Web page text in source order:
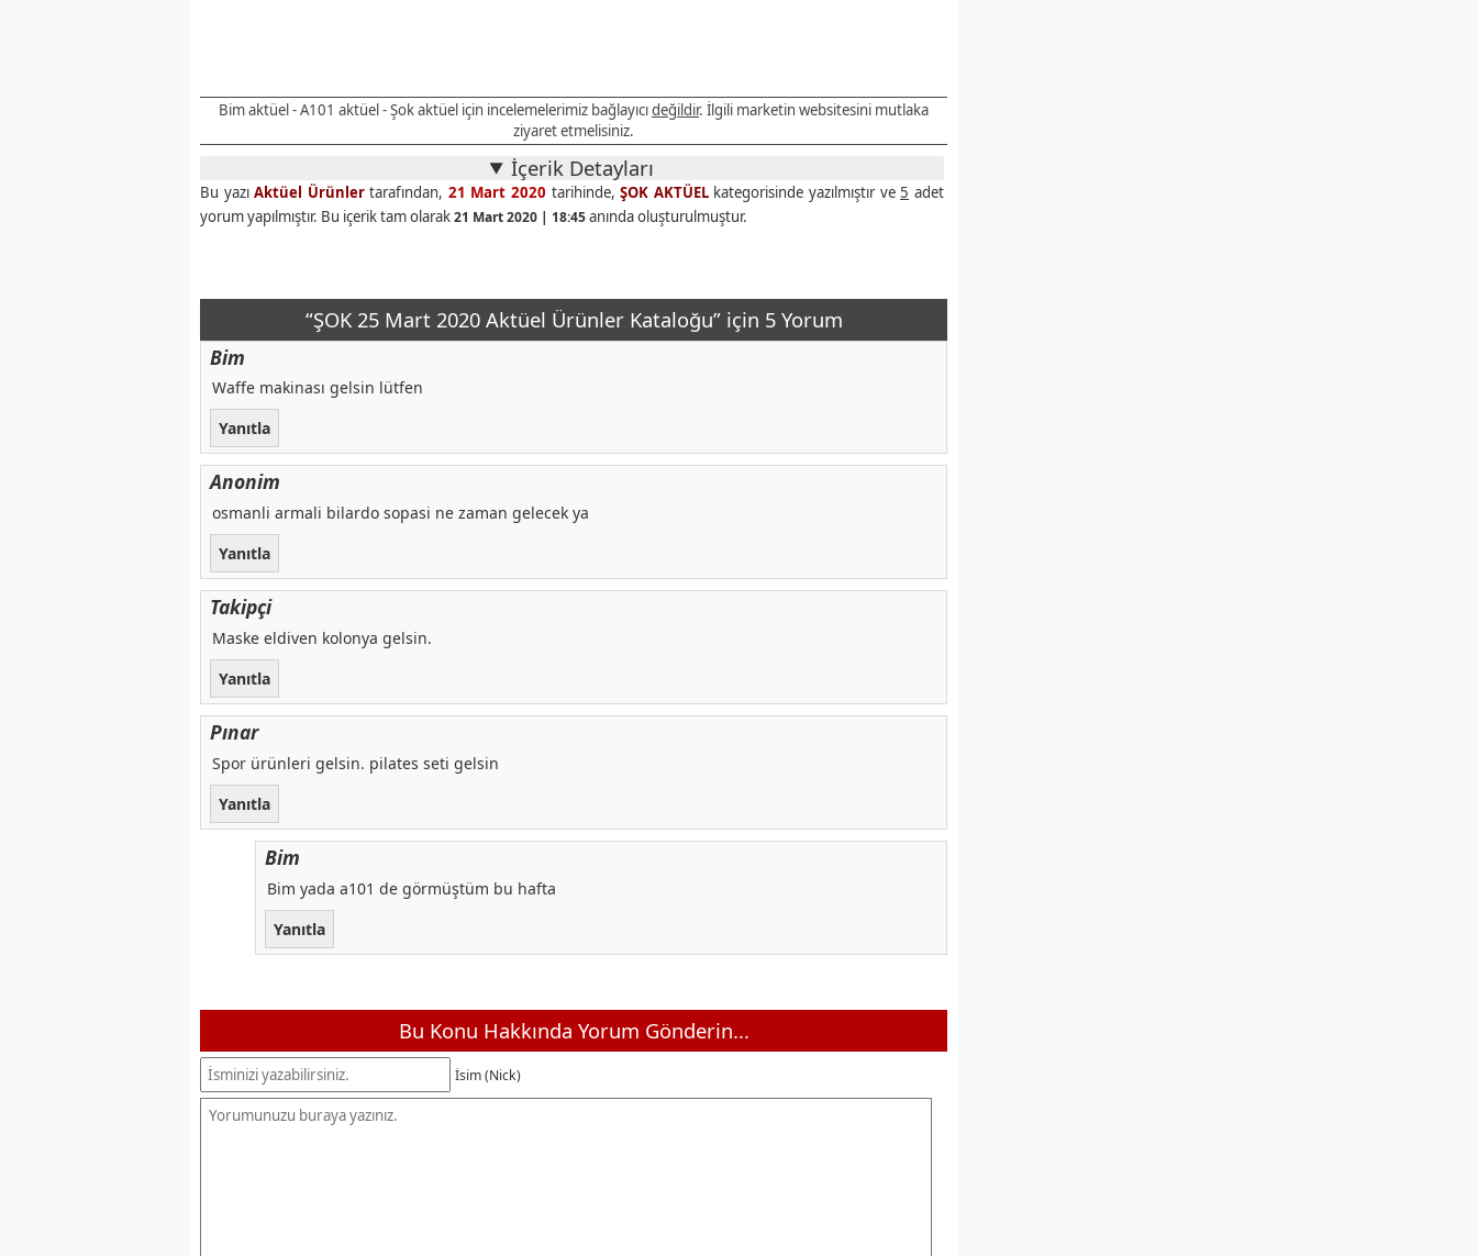
Bim aktüel - A101 aktüel - Şok aktüel için incelemelerimiz bağlayıcıdeğildir. İlgili marketin websitesini mutlaka
ziyaret etmelisiniz.
İçerik Detayları
Bu yazıAktüel Ürünlertarafından, 21 Mart 2020 tarihinde,ŞOK AKTÜELkategorisinde yazılmıştır ve5 adet
yorum yapılmıştır. Bu içerik tam olarak21 Mart 2020 | 18:45anında oluşturulmuştur.
“ŞOK 25 Mart 2020 Aktüel Ürünler Kataloğu” için 5 Yorum
Bim
Waffe makinası gelsin lütfen
Yanıtla
Anonim
osmanli armali bilardo sopasi ne zaman gelecek ya
Yanıtla
Takipçi
Maske eldiven kolonya gelsin.
Yanıtla
Pınar
Spor ürünleri gelsin. pilates seti gelsin
Yanıtla
Bim
Bim yada a101 de görmüştüm bu hafta
Yanıtla
Bu Konu Hakkında Yorum Gönderin...
İsim (Nick)